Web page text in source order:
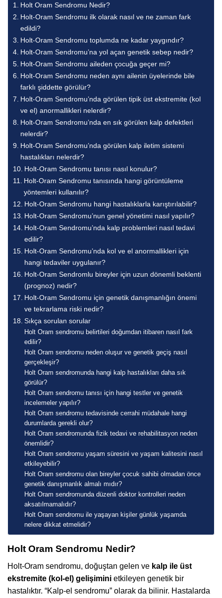
Holt Oram Sendromu Nedir?
Holt-Oram Sendromu ilk olarak nasıl ve ne zaman fark
edildi?
Holt-Oram Sendromu toplumda ne kadar yaygındır?
Holt-Oram Sendromu’na yol açan genetik sebep nedir?
Holt-Oram Sendromu aileden çocuğa geçer mi?
Holt-Oram Sendromu neden aynı ailenin üyelerinde bile
farklı şiddette görülür?
Holt-Oram Sendromu’nda görülen tipik üst ekstremite (kol
ve el) anormallikleri nelerdir?
Holt-Oram Sendromu’nda en sık görülen kalp defektleri
nelerdir?
Holt-Oram Sendromu’nda görülen kalp iletim sistemi
hastalıkları nelerdir?
Holt-Oram Sendromu tanısı nasıl konulur?
Holt-Oram Sendromu tanısında hangi görüntüleme
yöntemleri kullanılır?
Holt-Oram Sendromu hangi hastalıklarla karıştırılabilir?
Holt-Oram Sendromu’nun genel yönetimi nasıl yapılır?
Holt-Oram Sendromu’nda kalp problemleri nasıl tedavi
edilir?
Holt-Oram Sendromu’nda kol ve el anormallikleri için
hangi tedaviler uygulanır?
Holt-Oram Sendromlu bireyler için uzun dönemli beklenti
(prognoz) nedir?
Holt-Oram Sendromu için genetik danışmanlığın önemi
ve tekrarlama riski nedir?
Sıkça sorulan sorular
Holt Oram sendromu belirtileri doğumdan itibaren nasıl fark
edilir?
Holt Oram sendromu neden oluşur ve genetik geçiş nasıl
gerçekleşir?
Holt Oram sendromunda hangi kalp hastalıkları daha sık
görülür?
Holt Oram sendromu tanısı için hangi testler ve genetik
incelemeler yapılır?
Holt Oram sendromu tedavisinde cerrahi müdahale hangi
durumlarda gerekli olur?
Holt Oram sendromunda fizik tedavi ve rehabilitasyon neden
önemlidir?
Holt Oram sendromu yaşam süresini ve yaşam kalitesini nasıl
etkileyebilir?
Holt Oram sendromu olan bireyler çocuk sahibi olmadan önce
genetik danışmanlık almalı mıdır?
Holt Oram sendromunda düzenli doktor kontrolleri neden
aksatılmamalıdır?
Holt Oram sendromu ile yaşayan kişiler günlük yaşamda
nelere dikkat etmelidir?
Holt Oram Sendromu Nedir?
Holt-Oram sendromu, doğuştan gelen ve kalp ile üst
ekstremite (kol-el) gelişimini etkileyen genetik bir
hastalıktır. “Kalp-el sendromu” olarak da bilinir. Hastalarda